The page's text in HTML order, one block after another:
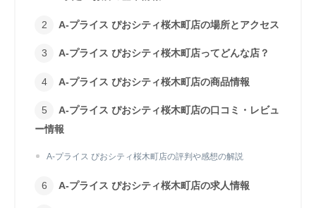
A-プライス ぴおシティ桜木町店の場所とアクセス
A-プライス ぴおシティ桜木町店ってどんな店？
A-プライス ぴおシティ桜木町店の商品情報
A-プライス ぴおシティ桜木町店の口コミ・レビュ
ー情報
A-プライス ぴおシティ桜木町店の評判や感想の解説
A-プライス ぴおシティ桜木町店の求人情報